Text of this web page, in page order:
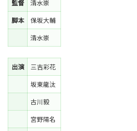
監督
清水崇
脚本
保坂大輔
清水崇
出演
三吉彩花
坂東龍汰
古川毅
宮野陽名